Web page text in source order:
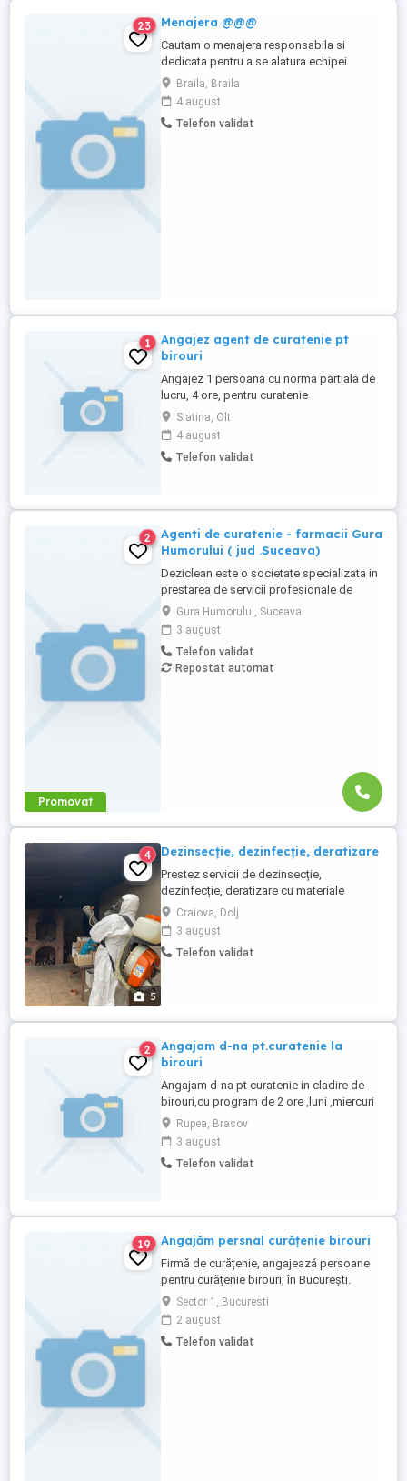
23 Menajera @@@
Cautam o menajera responsabila si
dedicata pentru a se alatura echipei
noastre. Candidatul ideal va fi o persoana
atenta la detalii, cu experienta in curatenie
si intretinerea spatiilor. Responsabilitati: *
Curatenia si igienizarea spatiilor alocate
Braila, Braila
4 august
Telefon validat
1
Angajez agent de curatenie pt
birouri
Angajez 1 persoana cu norma partiala de
lucru, 4 ore, pentru curatenie
birouri.Experienta este necesara.
Programul va fi dimineata.Pentru detalii,
sunați la nr.afișat.
Slatina, Olt
4 august
Telefon validat
Promovat
2
Agenti de curatenie - farmacii Gura
Humorului ( jud .Suceava)
Deziclean este o societate specializata in
prestarea de servicii profesionale de
curatenie. Compania noastra asigura
servicii de curatenie in aproape toate
orasele mari din Romania. Suntem in
cautare de agenti de curatenie pentru
farmacii. Program part-time Atributii:
Gura Humorului, Suceava
3 august
Telefon validat
Repostat automat
5
4 Dezinsecție, dezinfecție, deratizare
Prestez servicii de dezinsecție,
dezinfecție, deratizare cu materiale
profesionale prin atomizare, ceată rece,
ceață caldă etc. Tel contact :
Craiova, Dolj
3 august
Telefon validat
2
Angajam d-na pt.curatenie la
birouri
Angajam d-na pt curatenie in cladire de
birouri,cu program de 2 ore ,luni ,miercuri
si vineri.Tel.
Rupea, Brasov
3 august
Telefon validat
19 Angajăm persnal curățenie birouri
Firmă de curățenie, angajează persoane
pentru curățenie birouri, în București.
Programul este de 4 ore, dimineața.
Sector 1, Bucuresti
2 august
Telefon validat